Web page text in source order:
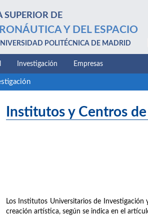
SUPERIOR DE
Y DEL ESPACIO
POLITÉCNICA DE MADRID
Investigación Empresas
Institutos y Centros
Los Institutos Universitarios de
creación artística, según se indica en el